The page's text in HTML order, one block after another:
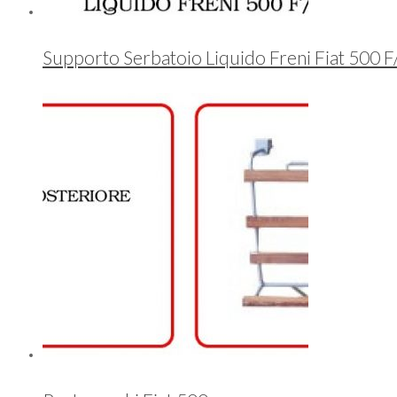
Supporto Serbatoio Liquido Freni Fiat 500